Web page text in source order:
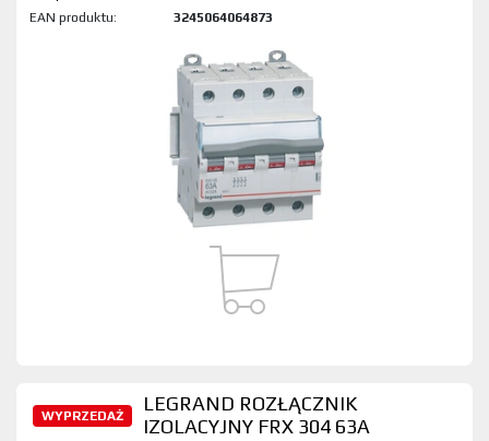
EAN produktu:
3245064064873
WYPRZEDAŻ
LEGRAND ROZŁĄCZNIK
IZOLACYJNY FRX 304 63A